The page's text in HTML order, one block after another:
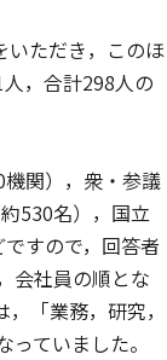
ただき，このほ
，合計298人の
関），衆・参議
530名），国立
すので，回答者
会社員の順とな
「業務，研究，
ていました。